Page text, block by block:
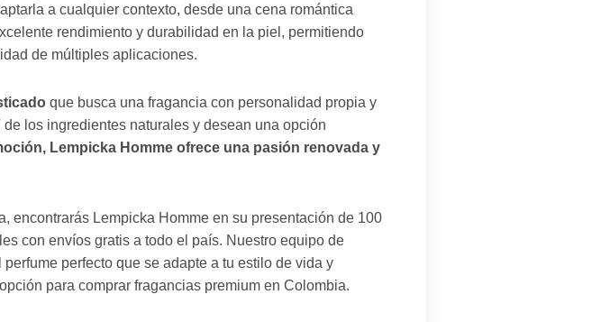
a cualquier contexto, desde una cena romántica
rendimiento y durabilidad en la piel, permitiendo
de múltiples aplicaciones.
que busca una fragancia con personalidad propia y
los ingredientes naturales y desean una opción
Lempicka Homme ofrece una pasión renovada y
encontrarás Lempicka Homme en su presentación de 100
con envíos gratis a todo el país. Nuestro equipo de
perfecto que se adapte a tu estilo de vida y
para comprar fragancias premium en Colombia.